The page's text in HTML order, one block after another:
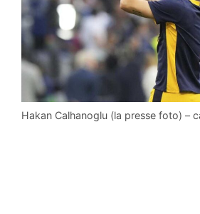
Hakan Calhanoglu (la presse foto) –